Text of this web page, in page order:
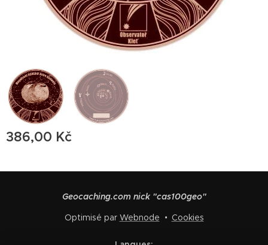
386,00 Kč
Geocaching.com nick "cas100geo"
Optimisé par Webnode Cookies